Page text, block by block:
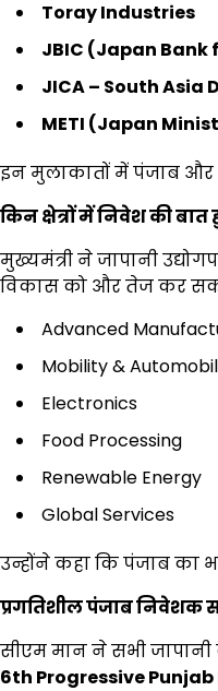
Toray Industries
JBIC (Japan
JICA – South Asia
METI (Japan
इन मुलाकातों में पंजाब और
किन क्षेत्रों में निवेश की बात
मुख्यमंत्री ने जापानी
विकास को और तेज कर
Advanced
Mobility &
Electronics
Food Processing
Renewable Energy
Global Services
उन्होंने कहा कि पंजाब का
प्रगतिशील पंजाब
सीएम मान ने सभी
6th Progressive